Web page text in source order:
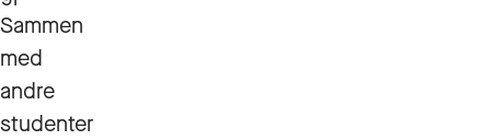
Sammen
med
andre
studenter